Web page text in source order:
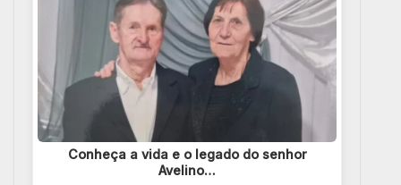
Conheça a vida e o legado do senhor
Avelino…